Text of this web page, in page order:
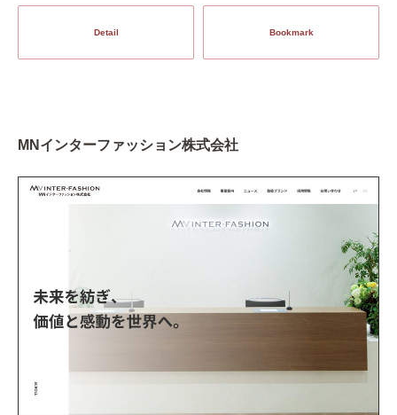
Detail Bookmark
MNインターファッション株式会社